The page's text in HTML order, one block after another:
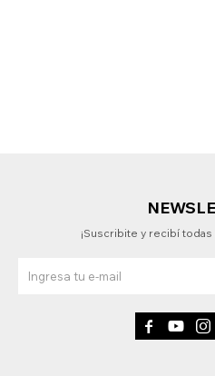
¡Suscribite y recibí
  